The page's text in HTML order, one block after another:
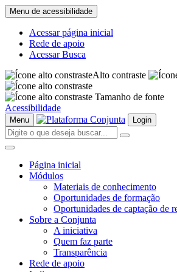
Menu de acessibilidade
Acessar página inicial
Rede de apoio
Acessar Busca
Alto contraste
Tamanho de fonte
Acessibilidade
Menu Login
Página inicial
Módulos
Materiais de conhecimento
Oportunidades de formação
Oportunidades de captação de
Sobre a Conjunta
A iniciativa
Quem faz parte
Transparência
Rede de apoio